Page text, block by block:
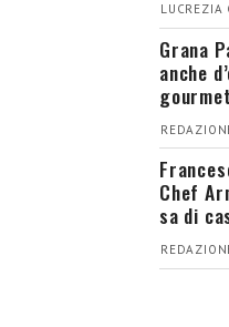
Grana
anche
gourmet
Chef
sa di